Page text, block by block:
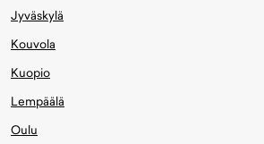
Jyväskylä
Kouvola
Kuopio
Lempäälä
Oulu